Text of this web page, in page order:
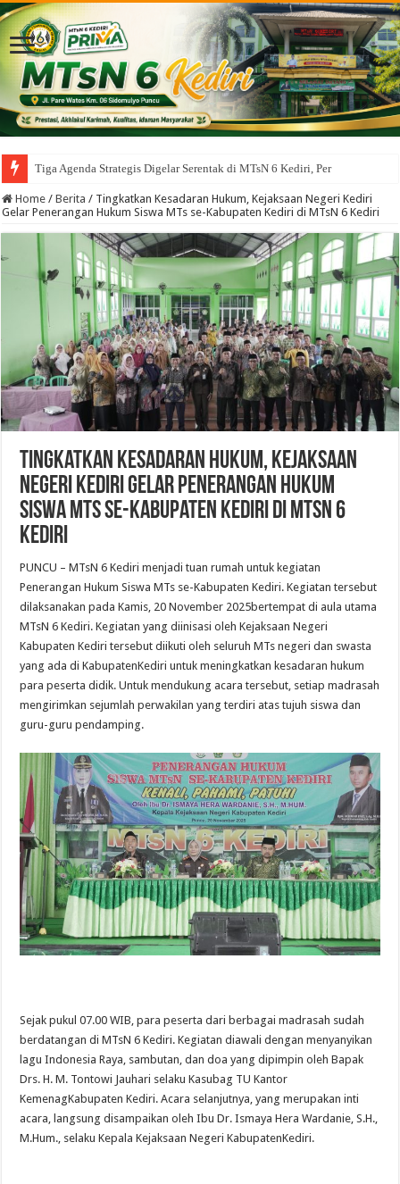
Tiga Agenda Strategis Digelar Serentak di MTsN 6 Kediri, Perkuat Transformasi
Home / Berita / Tingkatkan Kesadaran Hukum, Kejaksaan Negeri Kediri
Gelar Penerangan Hukum Siswa MTs se-Kabupaten Kediri di MTsN 6 Kediri
Tingkatkan Kesadaran Hukum, Kejaksaan
Negeri Kediri Gelar Penerangan Hukum
Siswa MTs se-Kabupaten Kediri di MTsN 6
Kediri
PUNCU – MTsN 6 Kediri menjadi tuan rumah untuk kegiatan
Penerangan Hukum Siswa MTs se-Kabupaten Kediri. Kegiatan tersebut
dilaksanakan pada Kamis, 20 November 2025bertempat di aula utama
MTsN 6 Kediri. Kegiatan yang diinisasi oleh Kejaksaan Negeri
Kabupaten Kediri tersebut diikuti oleh seluruh MTs negeri dan swasta
yang ada di KabupatenKediri untuk meningkatkan kesadaran hukum
para peserta didik. Untuk mendukung acara tersebut, setiap madrasah
mengirimkan sejumlah perwakilan yang terdiri atas tujuh siswa dan
guru-guru pendamping.
Sejak pukul 07.00 WIB, para peserta dari berbagai madrasah sudah
berdatangan di MTsN 6 Kediri. Kegiatan diawali dengan menyanyikan
lagu Indonesia Raya, sambutan, dan doa yang dipimpin oleh Bapak
Drs. H. M. Tontowi Jauhari selaku Kasubag TU Kantor
KemenagKabupaten Kediri. Acara selanjutnya, yang merupakan inti
acara, langsung disampaikan oleh Ibu Dr. Ismaya Hera Wardanie, S.H.,
M.Hum., selaku Kepala Kejaksaan Negeri KabupatenKediri.